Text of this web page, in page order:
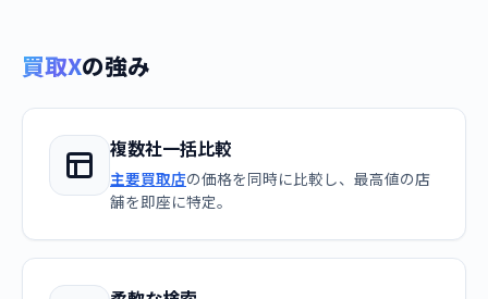
買取Xの強み
複数社一括比較
主要買取店の価格を同時に比較し、最高値の店
舗を即座に特定。